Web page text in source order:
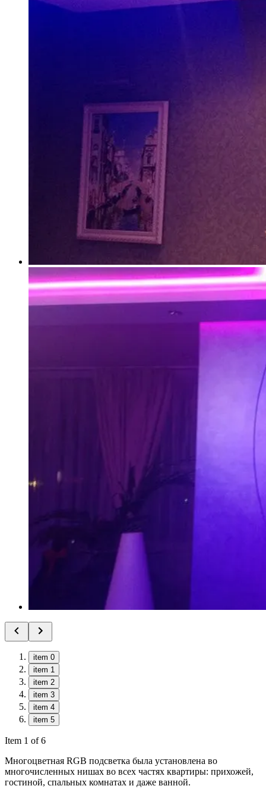
item 0
item 1
item 2
item 3
item 4
item 5
Item 1 of 6
Многоцветная RGB подсветка была установлена во
многочисленных нишах во всех частях квартиры: прихожей,
гостиной, спальных комнатах и даже ванной.